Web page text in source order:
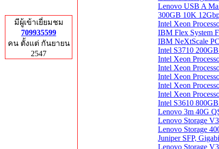
มีผู้เข้าเยี่ยมชม
709935599
คน ตั้งแต่ กันยายน
2547
Lenovo USB A
300GB 10K
Intel Xeon
IBM Flex System
IBM NeXtScale
Intel S3710
Intel Xeon
Intel Xeon
Intel Xeon
Intel Xeon
Intel Xeon
Intel S3610
Lenovo 3m 40G
Lenovo Storage
Lenovo Storage
Juniper SFP,
Lenovo Storage